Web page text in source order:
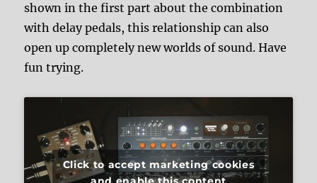
shown in the first part about the combination
with delay pedals, this relationship can also
open up completely new worlds of sound. Have
fun trying.
Click to accept marketing cookies